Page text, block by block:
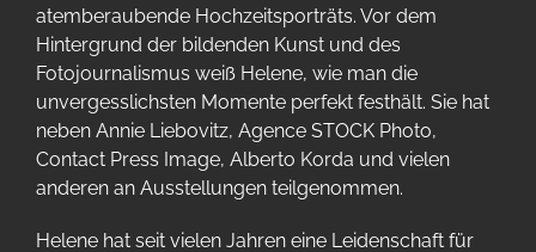
atemberaubende Hochzeitsporträts. Vor dem
Hintergrund der bildenden Kunst und des
Fotojournalismus weiß Helene, wie man die
unvergesslichsten Momente perfekt festhält. Sie hat
neben Annie Liebovitz, Agence STOCK Photo,
Contact Press Image, Alberto Korda und vielen
anderen an Ausstellungen teilgenommen.
Helene hat seit vielen Jahren eine Leidenschaft für